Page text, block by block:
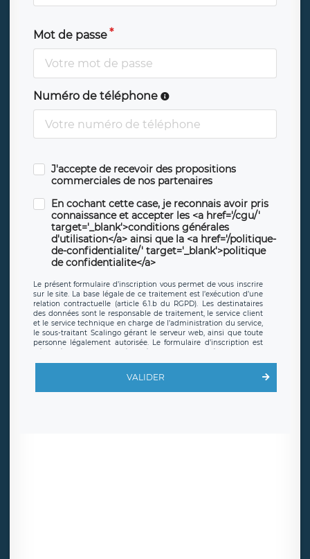
Mot de passe
Numéro de téléphone
J'accepte de recevoir des propositions
commerciales de nos partenaires
En cochant cette case, je reconnais avoir pris
connaissance et accepter les <a href='/cgu/'
target='_blank'>conditions générales
d'utilisation</a> ainsi que la <a href='/politique-
de-confidentialite/' target='_blank'>politique
de confidentialite</a>
Le présent formulaire d’inscription vous permet de vous inscrire
sur le site. La base légale de ce traitement est l’exécution d’une
relation contractuelle (article 6.1.b du RGPD). Les destinataires
des données sont le responsable de traitement, le service client
et le service technique en charge de l’administration du service,
le sous-traitant Scalingo gérant le serveur web, ainsi que toute
personne légalement autorisée. Le formulaire d’inscription est
offrant desclauses de protection conformes au RGPD. Les
en sollicite la suppression, étant entendu que vous pouvez
demander la suppression de vos données et retirer votre
VALIDER